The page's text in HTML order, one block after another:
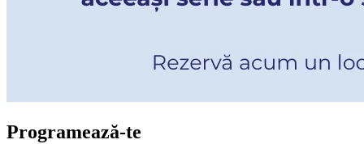
Programează-te